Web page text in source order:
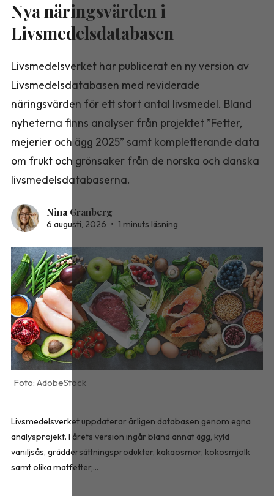
Nya näringsvärden i
Livsmedelsdatabasen
Livsmedelsverket har publicerat en ny version av
Livsmedelsdatabasen med reviderade
näringsvärden för ett stort antal livsmedel. Bland
nyheterna finns analyser från projektet ”Fetter,
mejerier och ägg 2025” samt kompletterande data
om frukt och grönsaker från de norska och danska
livsmedelsdatabaserna.
Nina Granberg
6 augusti, 2026 • 1 minuts läsning
AdobeStock
Livsmedelsverket uppdaterar årligen databasen genom egna
analysprojekt. I årets version ingår bland annat ägg, kyld
vaniljsås, gräddersättningsprodukter, kakaosmör, kokosmjölk
samt olika matfetter,...